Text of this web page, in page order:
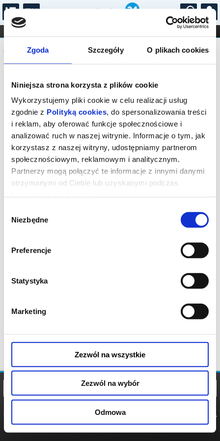
Zgoda Szczegóły O plikach cookies
Niniejsza strona korzysta z plików cookie
Wykorzystujemy pliki cookie w celu realizacji usług
zgodnie z Polityką cookies, do spersonalizowania treści
i reklam, aby oferować funkcje społecznościowe i
analizować ruch w naszej witrynie. Informacje o tym, jak
korzystasz z naszej witryny, udostępniamy partnerom
społecznościowym, reklamowym i analitycznym.
Partnerzy mogą połączyć te informacje z innymi danymi
otrzymanymi od Ciebie lub uzyskanymi podczas
zgody
Niezbędne
Preferencje
Statystyka
Marketing
Zezwól na wszystkie
Zezwól na wybór
Odmowa
...
FILHARMONIA OPERA I BALET
STAND-UP
DLA DZIECI
Komunikat
Sprzedaż biletów on-line na wydarzenie
została zakończona.
POLITYKA
POLITYKA